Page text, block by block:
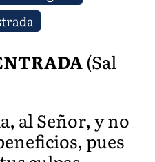
(Sal
al Señor, y no
pues